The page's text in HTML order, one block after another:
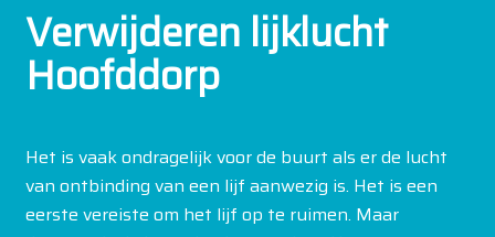
Verwijderen lijklucht
Hoofddorp
Het is vaak ondragelijk voor de buurt als er de lucht
van ontbinding van een lijf aanwezig is. Het is een
eerste vereiste om het lijf op te ruimen. Maar